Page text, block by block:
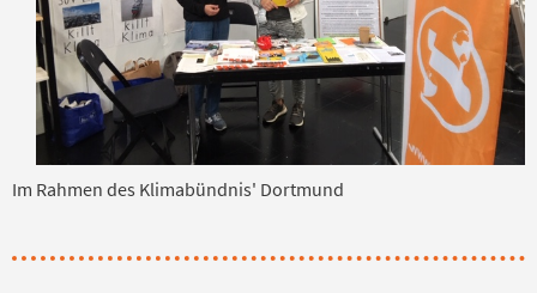
Im Rahmen des Klimabündnis' Dortmund